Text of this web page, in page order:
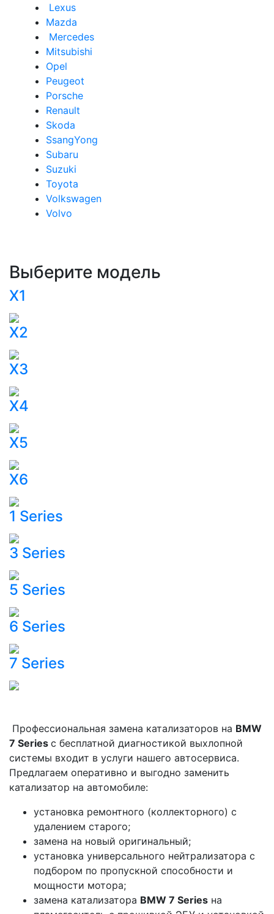
Lexus
Mazda
Mercedes
Mitsubishi
Opel
Peugeot
Porsche
Renault
Skoda
SsangYong
Subaru
Suzuki
Toyota
Volkswagen
Volvo
Выберите модель
Х1
Х2
Х3
Х4
Х5
Х6
1 Series
3 Series
5 Series
6 Series
7 Series
Профессиональная замена катализаторов на BMW
7 Series с бесплатной диагностикой выхлопной
системы входит в услуги нашего автосервиса.
Предлагаем оперативно и выгодно заменить
катализатор на автомобиле:
установка ремонтного (коллекторного) с
удалением старого;
замена на новый оригинальный;
установка универсального нейтрализатора с
подбором по пропускной способности и
мощности мотора;
замена катализатора BMW 7 Series на